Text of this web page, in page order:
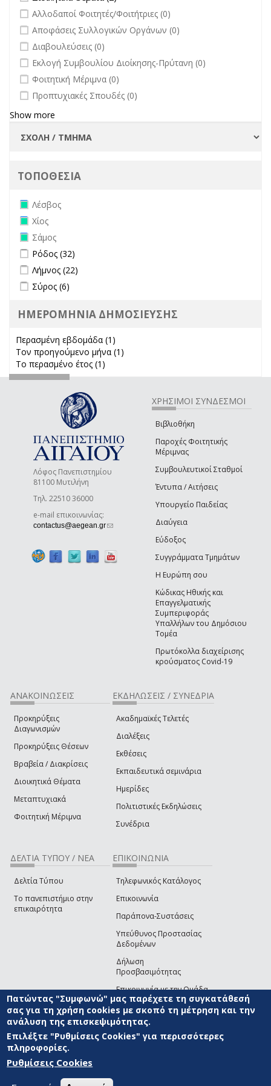
undefined
Αλλοδαποί Φοιτητές/Φοιτήτριες (0)
undefined
Αποφάσεις Συλλογικών Οργάνων (0)
undefined
Διαβουλεύσεις (0)
undefined
Εκλογή Συμβουλίου Διοίκησης-Πρύτανη (0)
undefined
Φοιτητική Μέριμνα (0)
undefined
Προπτυχιακές Σπουδές (0)
Show more
ΤΟΠΟΘΕΣΙΑ
Remove Λέσβος filter
Λέσβος
Remove Χίος filter
Χίος
Remove Σάμος filter
Σάμος
Apply Ρόδος filter
Ρόδος (32)
Apply Λήμνος filter
Λήμνος (22)
Apply Σύρος filter
Σύρος (6)
ΗΜΕΡΟΜΗΝΙΑ ΔΗΜΟΣΙΕΥΣΗΣ
Περασμένη εβδομάδα (1)
Τον προηγούμενο μήνα (1)
Το περασμένο έτος (1)
Λόφος Πανεπιστημίου
81100 Μυτιλήνη
Τηλ. 22510 36000
e-mail επικοινωνίας:
contactus@aegean.gr(link sends e-mail)
ΧΡΗΣΙΜΟΙ ΣΥΝΔΕΣΜΟΙ
Βιβλιοθήκη
Παροχές Φοιτητικής
Μέριμνας
Συμβουλευτικοί Σταθμοί
Έντυπα / Αιτήσεις
Υπουργείο Παιδείας
Διαύγεια
Εύδοξος
Συγγράμματα Τμημάτων
Η Ευρώπη σου
Κώδικας Ηθικής και
Επαγγελματικής
Συμπεριφοράς
Υπαλλήλων του Δημόσιου
Τομέα
Πρωτόκολλα διαχείρισης
κρούσματος Covid-19
ΑΝΑΚΟΙΝΩΣΕΙΣ
Προκηρύξεις
Διαγωνισμών
Προκηρύξεις Θέσεων
Βραβεία / Διακρίσεις
Διοικητικά Θέματα
Μεταπτυχιακά
Φοιτητική Μέριμνα
ΕΚΔΗΛΩΣΕΙΣ / ΣΥΝΕΔΡΙΑ
Ακαδημαϊκές Τελετές
Διαλέξεις
Εκθέσεις
Εκπαιδευτικά σεμινάρια
Ημερίδες
Πολιτιστικές Εκδηλώσεις
Συνέδρια
ΔΕΛΤΙΑ ΤΥΠΟΥ / ΝΕΑ
Δελτία Τύπου
Το πανεπιστήμιο στην
επικαιρότητα
ΕΠΙΚΟΙΝΩΝΙΑ
Τηλεφωνικός Κατάλογος
Επικοινωνία
Παράπονα-Συστάσεις
Υπεύθυνος Προστασίας
Δεδομένων
Δήλωση
Προσβασιμότητας
Επικοινωνία με την Ομάδα
Ανάπτυξης του site(link sends e-mail)
© ΠΑΝΕΠΙΣΤΗΜΙΟ ΑΙΓΑΙΟΥ ΟΡΟΙ ΧΡΗΣΗΣ
ΑΝΑΠΤΥΞΗΣ
Πατώντας "Συμφωνώ" μας παρέχετε τη συγκατάθεσή
σας για τη χρήση cookies με σκοπό τη μέτρηση και την
ανάλυση της επισκεψιμότητας.
Επιλέξτε "Ρυθμίσεις Cookies" για περισσότερες
πληροφορίες.
Ρυθμίσεις Cookies